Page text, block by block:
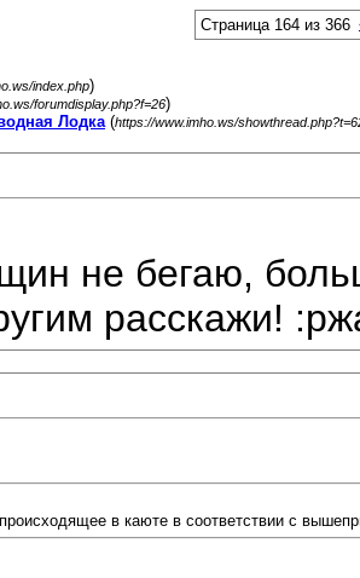
Страница 164 из 366
index.php)
forumdisplay.php?f=26)
Лодка(https://www.imho.ws/
не бегаю,
расскажи!
в каюте в соответствии с